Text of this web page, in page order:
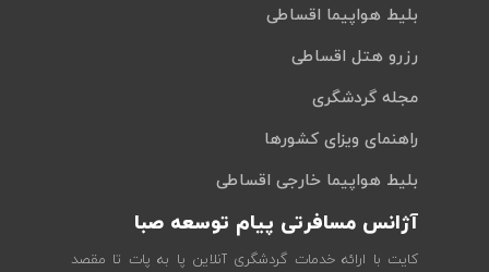
بلیط هواپیما اقساطی
رزرو هتل اقساطی
مجله گردشگری
راهنمای ویزای کشورها
بلیط هواپیما خارجی اقساطی
آژانس مسافرتی پیام توسعه صبا
کایت با ارائه خدمات گردشگری آنلاین پا به پات تا مقصد